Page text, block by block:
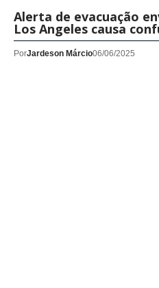
Alerta de evacuação
Los Angeles causa
PorJardeson Márcio06/06/2025